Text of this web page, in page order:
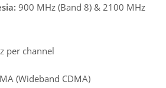
900 MHz (Band 8) & 2100 MHz
per channel
(Wideband CDMA)